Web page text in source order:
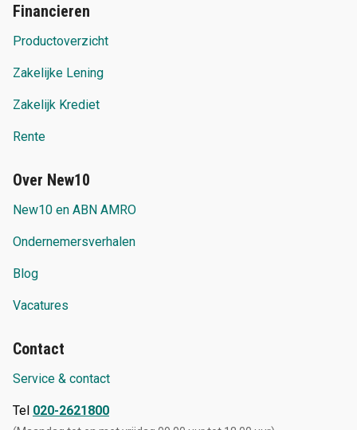
Financieren
Productoverzicht
Zakelijke Lening
Zakelijk Krediet
Rente
Over New10
New10 en ABN AMRO
Ondernemersverhalen
Blog
Vacatures
Contact
Service & contact
Tel 020-2621800